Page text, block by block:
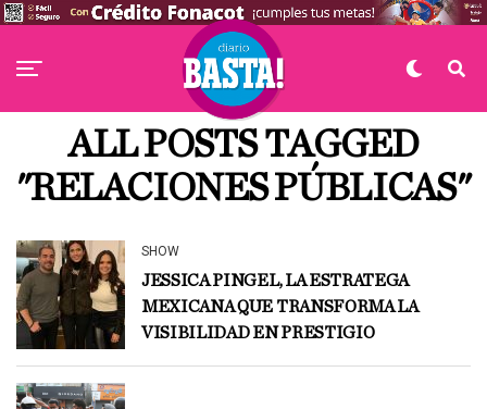
ALL POSTS TAGGED
"RELACIONES PÚBLICAS"
SHOW
JESSICA PINGEL, LA ESTRATEGA
MEXICANA QUE TRANSFORMA LA
VISIBILIDAD EN PRESTIGIO